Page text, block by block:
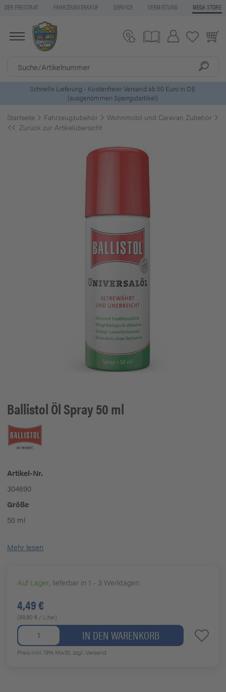
DER FREISTAAT FAHRZEUGVERKAUF SERVICE VERMIETUNG MEGA STORE
Schnelle Lieferung - Kostenfreier Versand ab 50 Euro in DE
(ausgenommen Sperrgutartikel)
Startseite Fahrzeugzubehör Wohnmobil und Caravan Zubehör
Zurück zur Artikelübersicht
BallistolÖl Spray 50 ml
Artikel-Nr.
304690
Größe
50 ml
Mehr lesen
Auf Lager, lieferbar in 1 - 3 Werktagen
4,49 €
(89,80 € / Liter)
IN DEN WARENKORB
Preis inkl. 19% MwSt.zzgl. Versand